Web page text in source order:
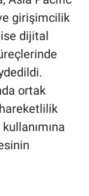
girişimcilik
ise dijital
ortak